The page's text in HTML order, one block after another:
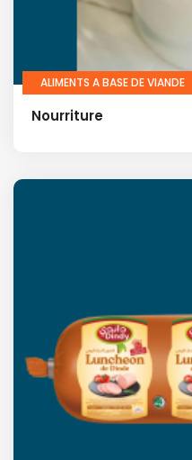
ALIMENTS A BASE DE VIANDE
Nourriture